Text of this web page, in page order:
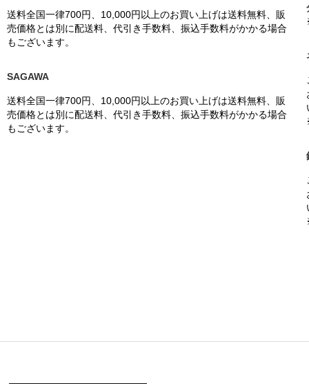
送料全国一律700円、10,000円以上のお買い上げは送料無料、販
売価格とは別に配送料、代引き手数料、振込手数料がかかる場合
もございます。
SAGAWA
送料全国一律700円、10,000円以上のお買い上げは送料無料、販
売価格とは別に配送料、代引き手数料、振込手数料がかかる場合
もございます。